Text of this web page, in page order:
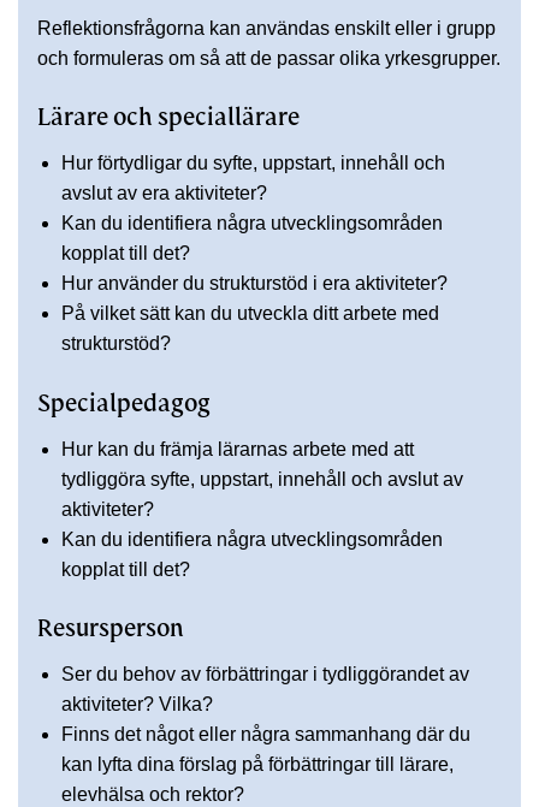
Reflektionsfrågorna kan användas enskilt eller i grupp
och formuleras om så att de passar olika yrkesgrupper.
Lärare och speciallärare
Hur förtydligar du syfte, uppstart, innehåll och
avslut av era aktiviteter?
Kan du identifiera några utvecklingsområden
kopplat till det?
Hur använder du strukturstöd i era aktiviteter?
På vilket sätt kan du utveckla ditt arbete med
strukturstöd?
Specialpedagog
Hur kan du främja lärarnas arbete med att
tydliggöra syfte, uppstart, innehåll och avslut av
aktiviteter?
Kan du identifiera några utvecklingsområden
kopplat till det?
Resursperson
Ser du behov av förbättringar i tydliggörandet av
aktiviteter? Vilka?
Finns det något eller några sammanhang där du
kan lyfta dina förslag på förbättringar till lärare,
elevhälsa och rektor?